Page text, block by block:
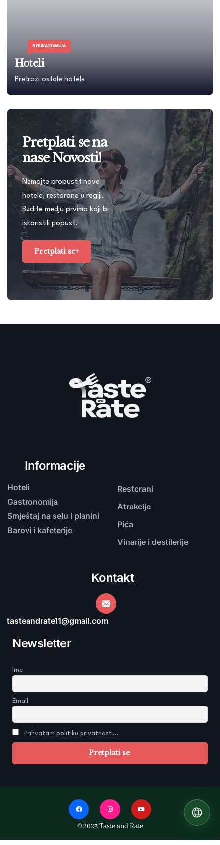
5 PRIKAZIVANJA
Hoteli
Pretrazi ostale hotele
Pretplati se na
nase Novosti!
Nemojte propustit nove
hotele, restorane u regiji.
Budite medju prvima koji bi
iskoristili popust.
Pretplati se+
Informacije
Hoteli
Gastronomija
Smještaj na selu i planini
Barovi i kafeterije
Restorani
Atrakcije
Pića
Vinarije i destilerije
Kontakt
tasteandrate11@gmail.com
Newsletter
Ime
Email
Prihvatam politiku privatnosti...
© 2023 Taste and Rate